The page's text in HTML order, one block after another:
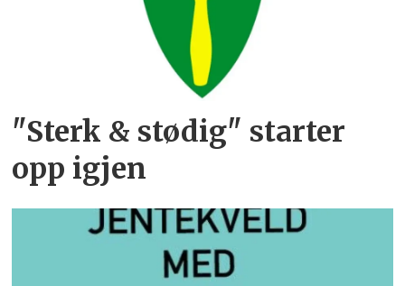
"Sterk & stødig" starter
opp igjen